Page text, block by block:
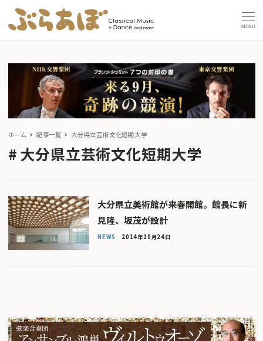
MENU
ホーム 記事一覧 大分県立芸術文化短期大学
大分県立芸術文化短期大学
大分県立美術館が来春開館。館長に新
見隆、坂茂が設計
NEWS 2014年10月24日